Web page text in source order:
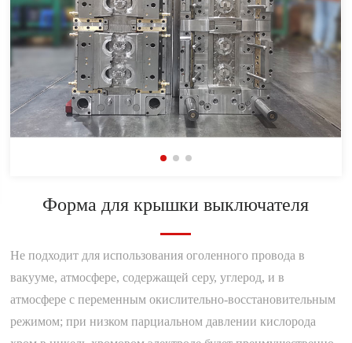
Форма для крышки выключателя
Не подходит для использования оголенного провода в
вакууме, атмосфере, содержащей серу, углерод, и в
атмосфере с переменным окислительно-восстановительным
режимом; при низком парциальном давлении кислорода